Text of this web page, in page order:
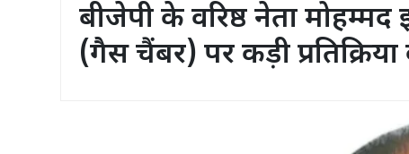
बीजेपी के वरिष्ठ नेता
(गैस चैंबर) पर कड़ी